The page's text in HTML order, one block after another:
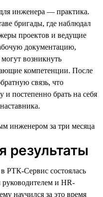
инженера — практика.
бригады, где наблюдал
проектов и ведущие
документацию,
возникнуть
компетенции. После
связь, что
и постепенно брать на себя
результаты
РТК-Сервис состоялась
руководителем и HR-
научился за это время